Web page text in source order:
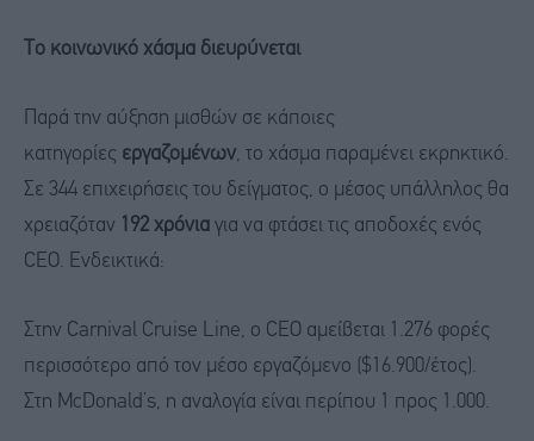
Το κοινωνικό χάσμα διευρύνεται
Παρά την αύξηση μισθών σε κάποιες
κατηγορίες εργαζομένων, το χάσμα παραμένει εκρηκτικό.
Σε 344 επιχειρήσεις του δείγματος, ο μέσος υπάλληλος θα
χρειαζόταν
192 χρόνια για να φτάσει τις αποδοχές ενός
CEO. Ενδεικτικά:
Στην Carnival Cruise Line, ο CEO αμείβεται 1.276 φορές
περισσότερο από τον μέσο εργαζόμενο ($16.900/έτος).
Στη McDonald’s, η αναλογία είναι περίπου 1 προς 1.000.